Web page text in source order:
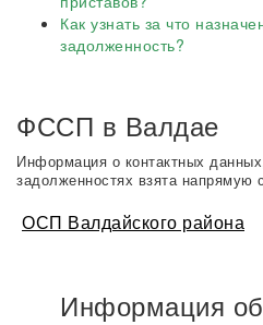
Как узнать за что
задолженность?
ФССП в Валдае
Информация о контактных
задолженностях взята
ОСП Валдайского района
Информация